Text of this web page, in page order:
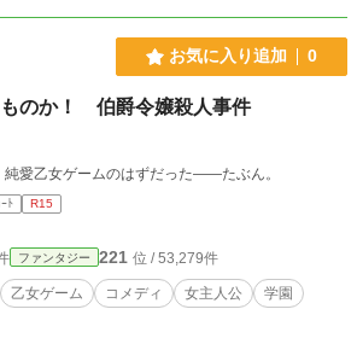
お気に入り追加 0
のか！ 伯爵令嬢殺人事件
純愛乙女ゲームのはずだった――たぶん。
ﾄ R15
ファンタジー 221 位 / 53,279件
乙女ゲーム コメディ 女主人公
学園